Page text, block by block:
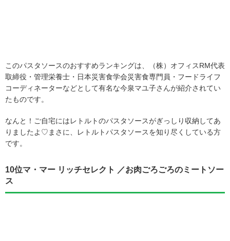
このパスタソースのおすすめランキングは、（株）オフィスRM代表
取締役・管理栄養士・日本災害食学会災害食専門員・フードライフ
コーディネーターなどとして有名な今泉マユ子さんが紹介されてい
たものです。
なんと！ご自宅にはレトルトのパスタソースがぎっしり収納してあ
りましたよ♡まさに、レトルトパスタソースを知り尽くしている方
です。
10位マ・マー リッチセレクト ／お肉ごろごろのミートソー
ス